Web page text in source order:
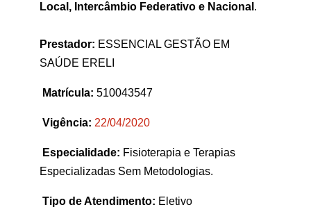
Local, Intercâmbio Federativo e Nacional .
Prestador: ESSENCIAL GESTÃO EM
SAÚDE ERELI
Matrícula: 510043547
Vigência: 22/04/2020
Especialidade: Fisioterapia e Terapias
Especializadas Sem Metodologias.
Tipo de Atendimento: Eletivo